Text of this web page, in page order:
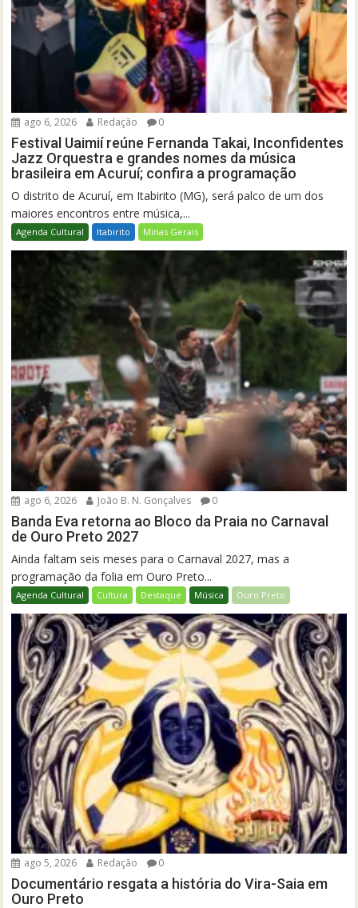
ago 6, 2026 Redação 0
Festival Uaimií reúne Fernanda Takai, Inconfidentes
Jazz Orquestra e grandes nomes da música
brasileira em Acuruí; confira a programação
O distrito de Acuruí, em Itabirito (MG), será palco de um dos
maiores encontros entre música,...
Agenda Cultural Itabirito Minas Gerais
ago 6, 2026 João B. N. Gonçalves 0
Banda Eva retorna ao Bloco da Praia no Carnaval
de Ouro Preto 2027
Ainda faltam seis meses para o Carnaval 2027, mas a
programação da folia em Ouro Preto...
Agenda Cultural Cultura Destaque Música Ouro Preto
ago 5, 2026 Redação 0
Documentário resgata a história do Vira-Saia em
Ouro Preto